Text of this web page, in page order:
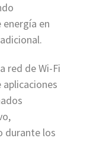
en
red de Wi-Fi
durante los